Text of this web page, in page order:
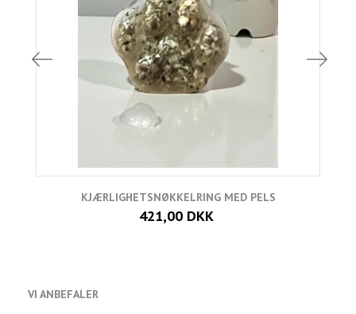
KJÆRLIGHETSNØKKELRING MED PELS
421,00 DKK
VI ANBEFALER